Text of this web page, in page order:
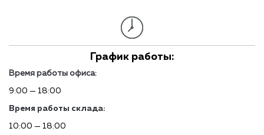
График работы:
Время работы офиса:
9:00 — 18:00
Время работы склада:
10:00 — 18:00